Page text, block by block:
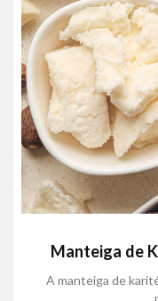
Manteiga de
A manteiga de